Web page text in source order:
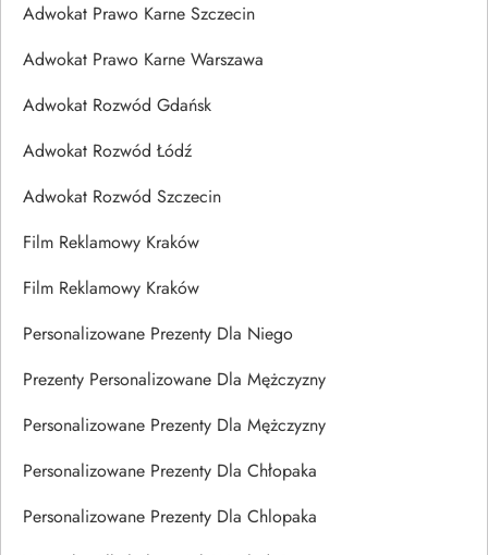
Adwokat Prawo Karne Szczecin
Adwokat Prawo Karne Warszawa
Adwokat Rozwód Gdańsk
Adwokat Rozwód Łódź
Adwokat Rozwód Szczecin
Film Reklamowy Kraków
Film Reklamowy Kraków
Personalizowane Prezenty Dla Niego
Prezenty Personalizowane Dla Mężczyzny
Personalizowane Prezenty Dla Mężczyzny
Personalizowane Prezenty Dla Chłopaka
Personalizowane Prezenty Dla Chlopaka